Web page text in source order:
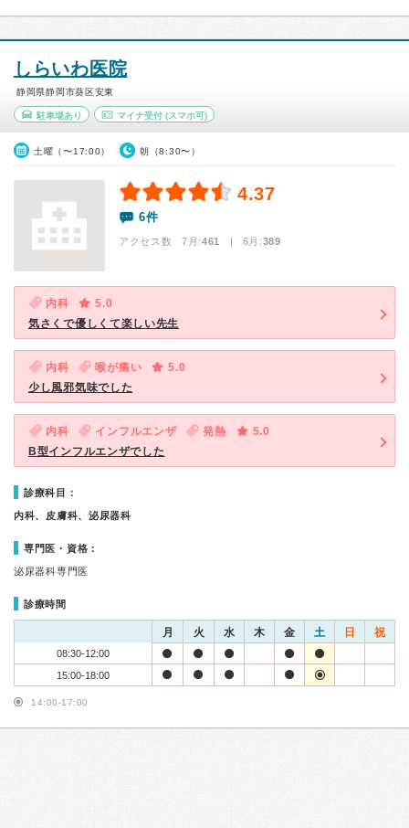
しらいわ医院
静岡県静岡市葵区安東
駐車場あり マイナ受付(スマホ可)
土曜（〜17:00） 朝（8:30〜）
4.37
6件
アクセス数 7月:461 | 6月:389
内科
5.0
気さくで優しくて楽しい先生
内科 喉が痛い
5.0
少し風邪気味でした
内科 インフルエンザ 発熱
5.0
B型インフルエンザでした
診療科目：
内科、皮膚科、泌尿器科
専門医・資格：
泌尿器科専門医
診療時間
月 火 水 木 金 土 日 祝
08:30-12:00
15:00-18:00
14:00-17:00